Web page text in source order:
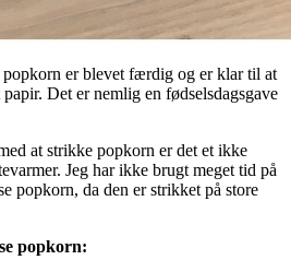
er blevet færdig og er klar til at
Det er nemlig en fødselsdagsgave
at strikke popkorn er det et ikke
Jeg har ikke brugt meget tid på
popkorn, da den er strikket på store
popkorn: